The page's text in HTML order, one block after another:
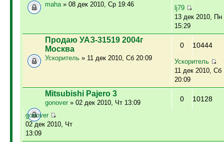
maha» 08 дек 2010, Ср 19:46
lj79
13 дек 2010, Пн
15:29
Продаю УАЗ-31519 2004г
Москва
Ускоритель» 11 дек 2010, Сб 20:09
0 10444
Ускоритель
11 дек 2010, Сб
20:09
Mitsubishi Pajero 3
gonover» 02 дек 2010, Чт 13:09 0 10128
gonover
02 дек 2010, Чт
13:09